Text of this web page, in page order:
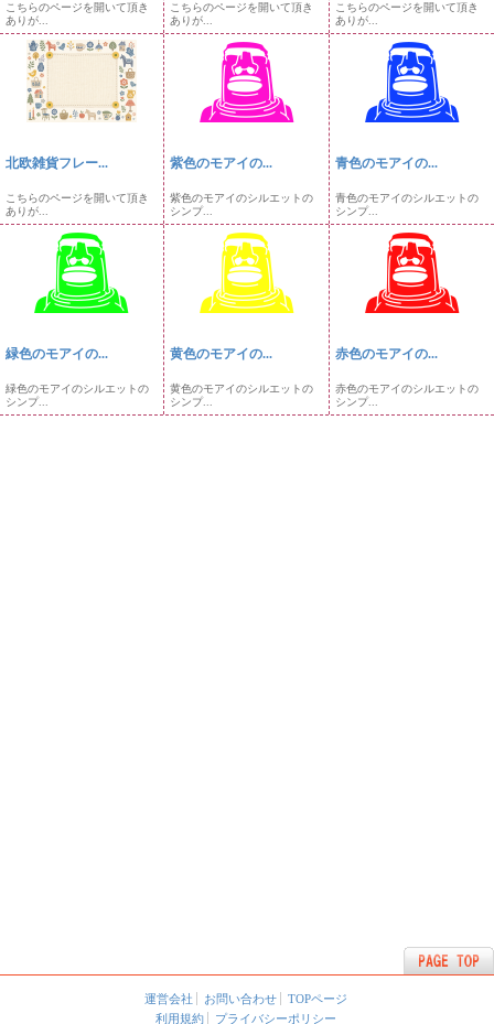
こちらのページを開いて頂き
ありが...
こちらのページを開いて頂き
ありが...
こちらのページを開いて頂き
ありが...
北欧雑貨フレー...
こちらのページを開いて頂き
ありが...
紫色のモアイの...
紫色のモアイのシルエットの
シンプ...
青色のモアイの...
青色のモアイのシルエットの
シンプ...
緑色のモアイの...
緑色のモアイのシルエットの
シンプ...
黄色のモアイの...
黄色のモアイのシルエットの
シンプ...
赤色のモアイの...
赤色のモアイのシルエットの
シンプ...
運営会社 お問い合わせ
TOPページ
利用規約
プライバシーポリシー